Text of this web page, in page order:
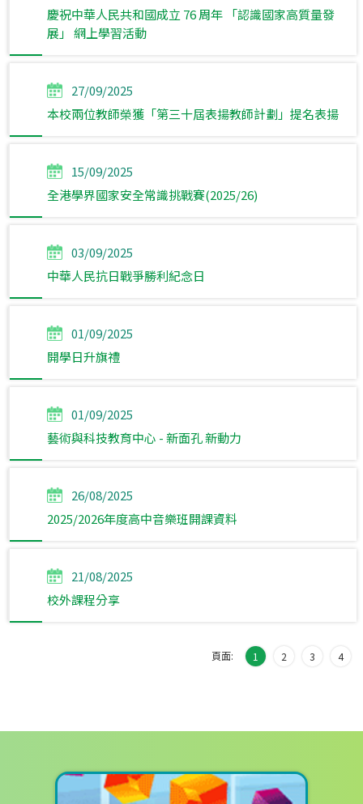
慶祝中華人民共和國成立 76 周年 「認識國家高質量發
展」 網上學習活動
27/09/2025
本校兩位教師榮獲「第三十屆表揚教師計劃」提名表揚
15/09/2025
全港學界國家安全常識挑戰賽(2025/26)
03/09/2025
中華人民抗日戰爭勝利紀念日
01/09/2025
開學日升旗禮
01/09/2025
藝術與科技教育中心 - 新面孔 新動力
26/08/2025
2025/2026年度高中音樂班開課資料
21/08/2025
校外課程分享
頁面: 1 2 3 4